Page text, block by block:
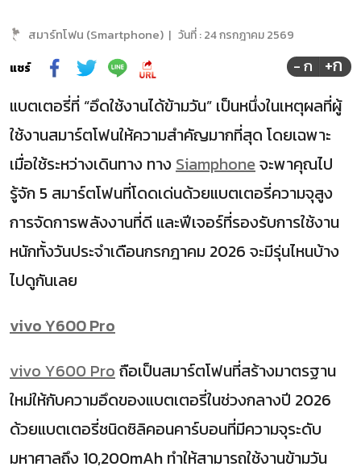
สมาร์ทโฟน (Smartphone) | วันที่ :24 กรกฎาคม 2569
แชร์
- ก +ก
แบตเตอรี่ที่ “อึดใช้งานได้ข้ามวัน” เป็นหนึ่งในเหตุผลที่ผู้
ใช้งานสมาร์ตโฟนให้ความสำคัญมากที่สุด โดยเฉพาะ
เมื่อใช้ระหว่างเดินทาง ทางSiamphoneจะพาคุณไป
รู้จัก 5 สมาร์ตโฟนที่โดดเด่นด้วยแบตเตอรี่ความจุสูง
การจัดการพลังงานที่ดี และฟีเจอร์ที่รองรับการใช้งาน
หนักทั้งวันประจำเดือนกรกฎาคม 2026 จะมีรุ่นไหนบ้าง
ไปดูกันเลย
vivo Y600 Pro
vivo Y600 Proถือเป็นสมาร์ตโฟนที่สร้างมาตรฐาน
ใหม่ให้กับความอึดของแบตเตอรี่ในช่วงกลางปี 2026
ด้วยแบตเตอรี่ชนิดซิลิคอนคาร์บอนที่มีความจุระดับ
มหาศาลถึง 10,200mAh ทำให้สามารถใช้งานข้ามวัน